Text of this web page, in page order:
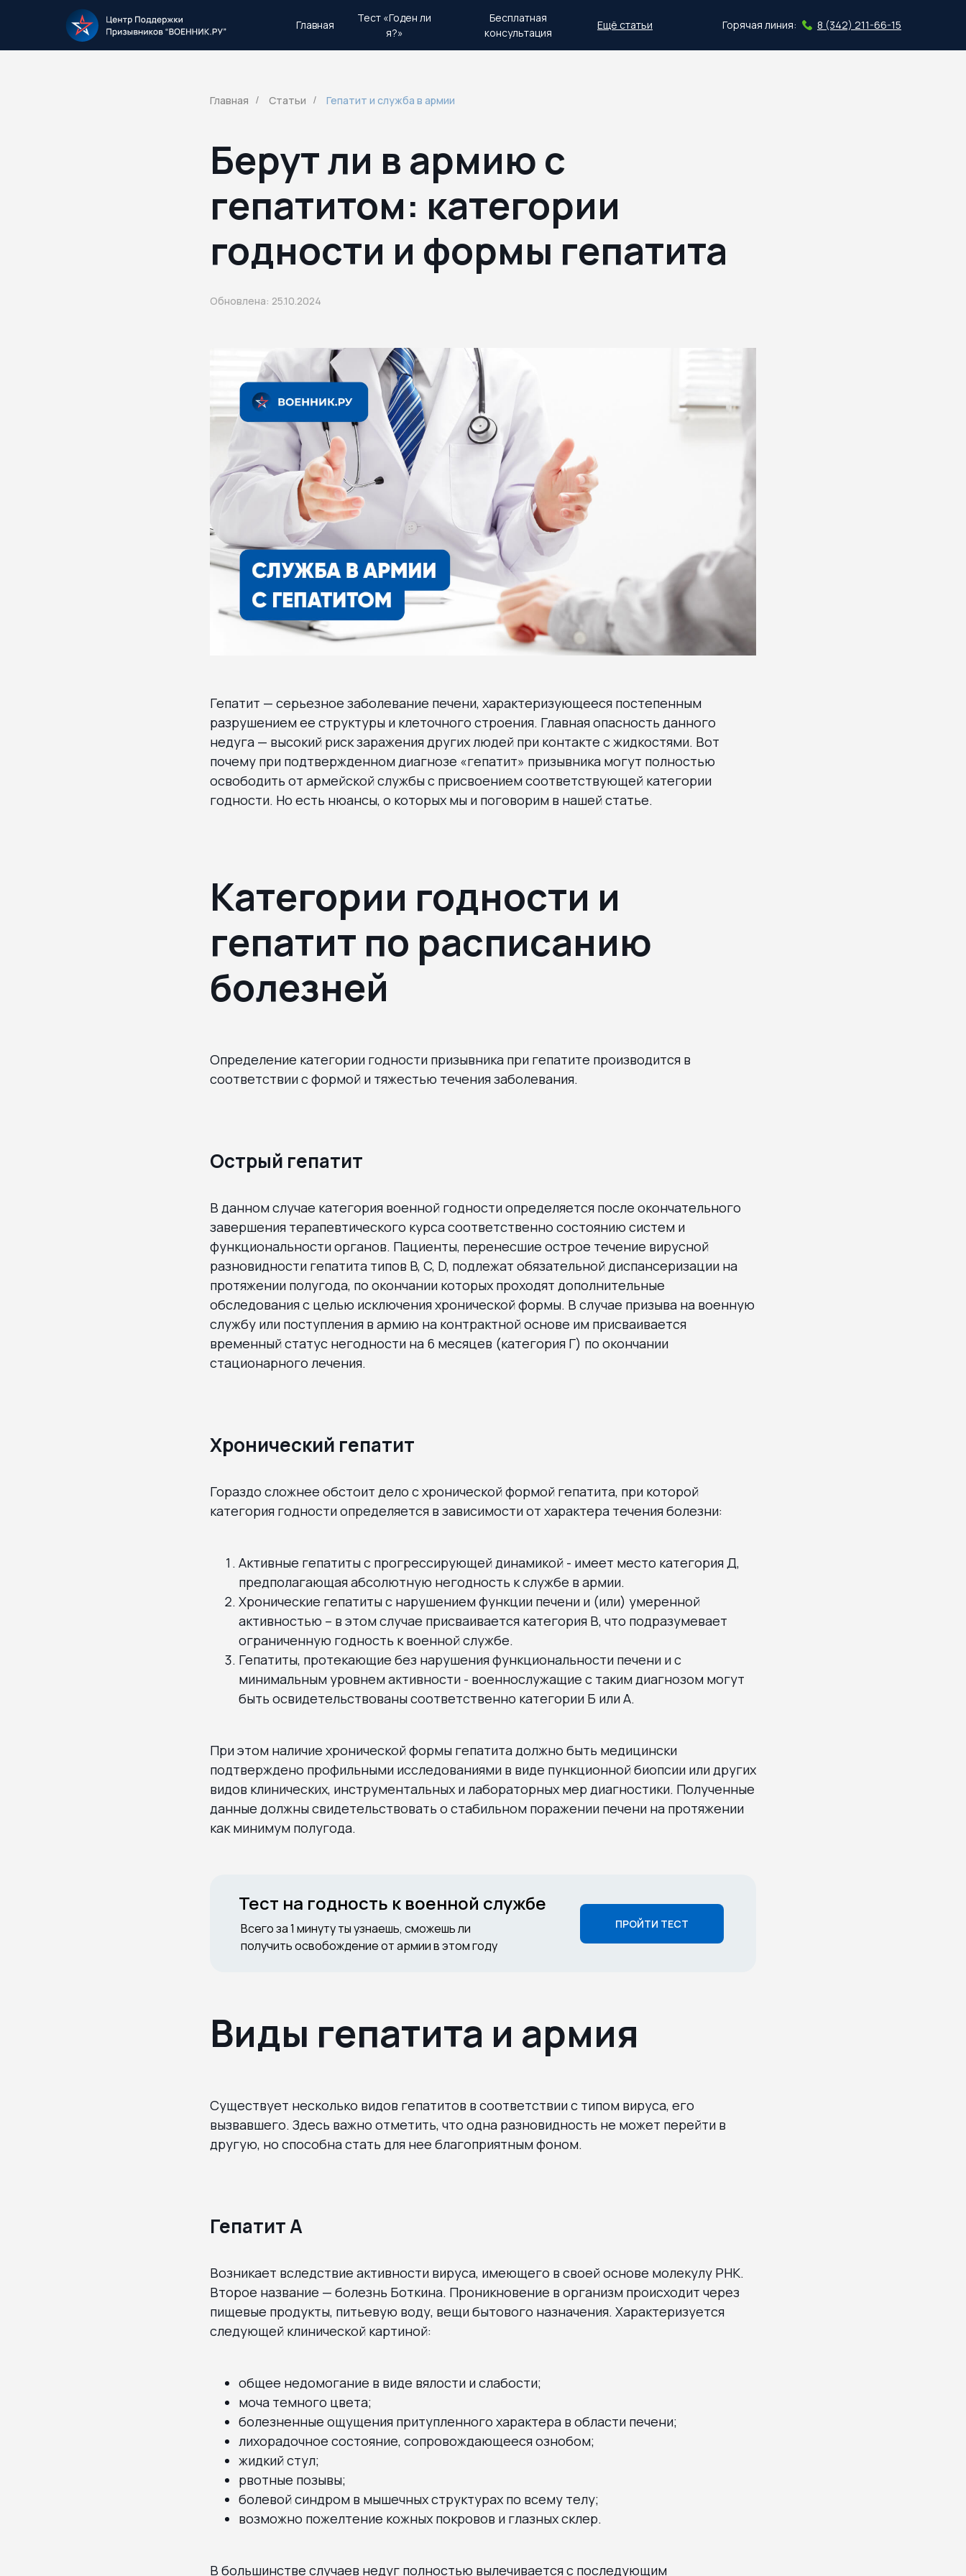
8 (342) 211-66-15
Горячая линия:
Ещё статьи
Тест «Годен ли
я?»
Главная
Бесплатная
консультация
Главная / Статьи / Гепатит и служба в армии
Берут ли в армию с
гепатитом: категории
годности и формы гепатита
Обновлена: 25.10.2024
Гепатит — серьезное заболевание печени, характеризующееся постепенным
разрушением ее структуры и клеточного строения. Главная опасность данного
недуга — высокий риск заражения других людей при контакте с жидкостями. Вот
почему при подтвержденном диагнозе «гепатит» призывника могут полностью
освободить от армейской службы с присвоением соответствующей категории
годности. Но есть нюансы, о которых мы и поговорим в нашей статье.
Категории годности и
гепатит по расписанию
болезней
Определение категории годности призывника при гепатите производится в
соответствии с формой и тяжестью течения заболевания.
Острый гепатит
В данном случае категория военной годности определяется после окончательного
завершения терапевтического курса соответственно состоянию систем и
функциональности органов. Пациенты, перенесшие острое течение вирусной
разновидности гепатита типов B, C, D, подлежат обязательной диспансеризации на
протяжении полугода, по окончании которых проходят дополнительные
обследования с целью исключения хронической формы. В случае призыва на военную
службу или поступления в армию на контрактной основе им присваивается
временный статус негодности на 6 месяцев (категория Г) по окончании
стационарного лечения.
Хронический гепатит
Гораздо сложнее обстоит дело с хронической формой гепатита, при которой
категория годности определяется в зависимости от характера течения болезни:
Активные гепатиты с прогрессирующей динамикой - имеет место категория Д,
предполагающая абсолютную негодность к службе в армии.
Хронические гепатиты с нарушением функции печени и (или) умеренной
активностью – в этом случае присваивается категория В, что подразумевает
ограниченную годность к военной службе.
Гепатиты, протекающие без нарушения функциональности печени и с
минимальным уровнем активности - военнослужащие с таким диагнозом могут
быть освидетельствованы соответственно категории Б или А.
При этом наличие хронической формы гепатита должно быть медицински
подтверждено профильными исследованиями в виде пункционной биопсии или других
видов клинических, инструментальных и лабораторных мер диагностики. Полученные
данные должны свидетельствовать о стабильном поражении печени на протяжении
как минимум полугода.
ПРОЙТИ ТЕСТ
Тест на годность к военной службе
Всего за 1 минуту ты узнаешь, сможешь ли
получить освобождение от армии в этом году
Виды гепатита и армия
Существует несколько видов гепатитов в соответствии с типом вируса, его
вызвавшего. Здесь важно отметить, что одна разновидность не может перейти в
другую, но способна стать для нее благоприятным фоном.
Гепатит А
Возникает вследствие активности вируса, имеющего в своей основе молекулу РНК.
Второе название — болезнь Боткина. Проникновение в организм происходит через
пищевые продукты, питьевую воду, вещи бытового назначения. Характеризуется
следующей клинической картиной:
общее недомогание в виде вялости и слабости;
моча темного цвета;
болезненные ощущения притупленного характера в области печени;
лихорадочное состояние, сопровождающееся ознобом;
жидкий стул;
рвотные позывы;
болевой синдром в мышечных структурах по всему телу;
возможно пожелтение кожных покровов и глазных склер.
В большинстве случаев недуг полностью вылечивается с последующим